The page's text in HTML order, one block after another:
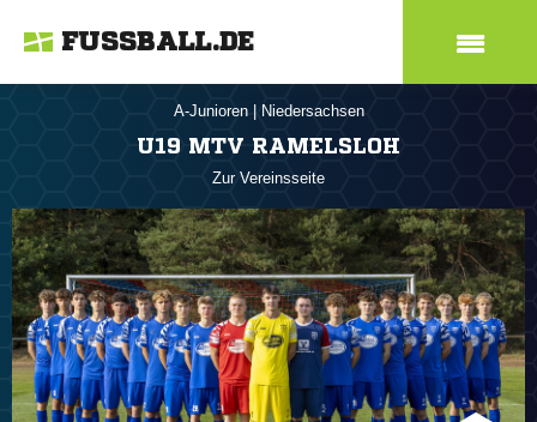
FUSSBALL.DE
A-Junioren Niedersachsen
U19 MTV RAMELSLOH
Zur Vereinsseite